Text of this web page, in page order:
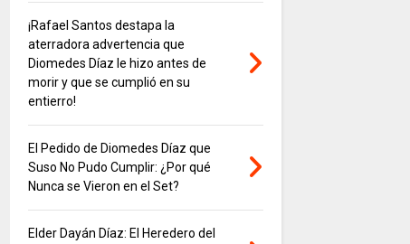
¡Rafael Santos destapa la
aterradora advertencia que
Diomedes Díaz le hizo antes de
morir y que se cumplió en su
entierro!
El Pedido de Diomedes Díaz que
Suso No Pudo Cumplir: ¿Por qué
Nunca se Vieron en el Set?
Elder Dayán Díaz: El Heredero del